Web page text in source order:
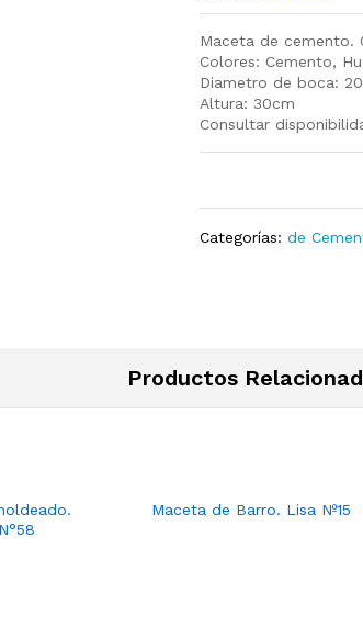
Maceta de cemento.
Colores: Cemento,
Diametro de boca:
Altura: 30cm
Consultar
Categorías:de
Productos
Maceta de Barro. Lisa Nº15